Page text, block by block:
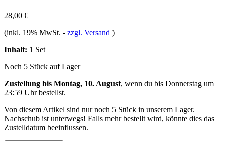
28,00 €
(inkl. 19% MwSt. - zzgl. Versand )
Inhalt: 1 Set
Noch 5 Stück auf Lager
Zustellung bis Montag, 10. August, wenn du bis Donnerstag um
23:59 Uhrbestellst.
Von diesem Artikel sind nur noch 5 Stück in unserem Lager.
Nachschub ist unterwegs! Falls mehr bestellt wird, könnte dies das
Zustelldatum beeinflussen.